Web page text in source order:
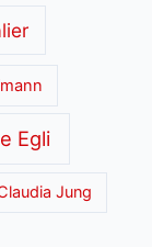
Egli
Jung